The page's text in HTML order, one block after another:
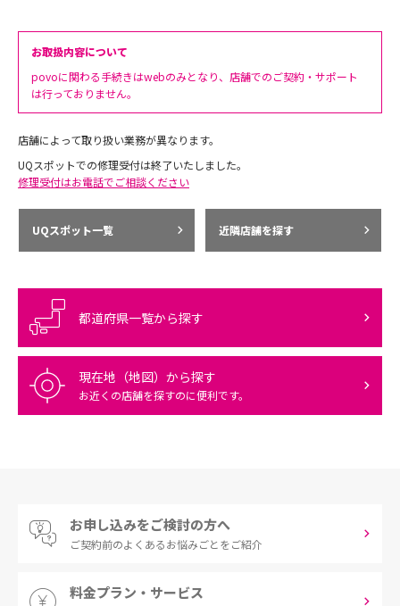
お取扱内容について
povoに関わる手続きはwebのみとなり、店舗でのご契約・サポート
は行っておりません。
店舗によって取り扱い業務が異なります。
UQスポットでの修理受付は終了いたしました。
修理受付はお電話でご相談ください
UQスポット一覧 近隣店舗を探す
都道府県一覧から探す
現在地（地図）から探す
お近くの店舗を探すのに便利です。
お申し込みをご検討の方へ
ご契約前のよくあるお悩みごとをご紹介
料金プラン・サービス